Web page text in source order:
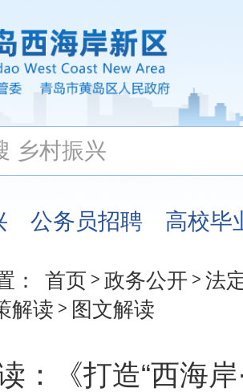
公务员招聘 高校毕
： 首页 > 政务公开 > 法
解读 > 图文解读
：《打造“西海